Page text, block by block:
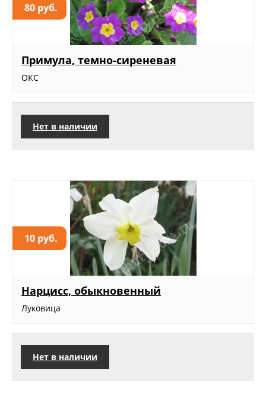
80 руб.
Примула, темно-сиреневая
ОКС
Нет в наличии
10 руб.
Нарцисс, обыкновенный
Луковица
Нет в наличии